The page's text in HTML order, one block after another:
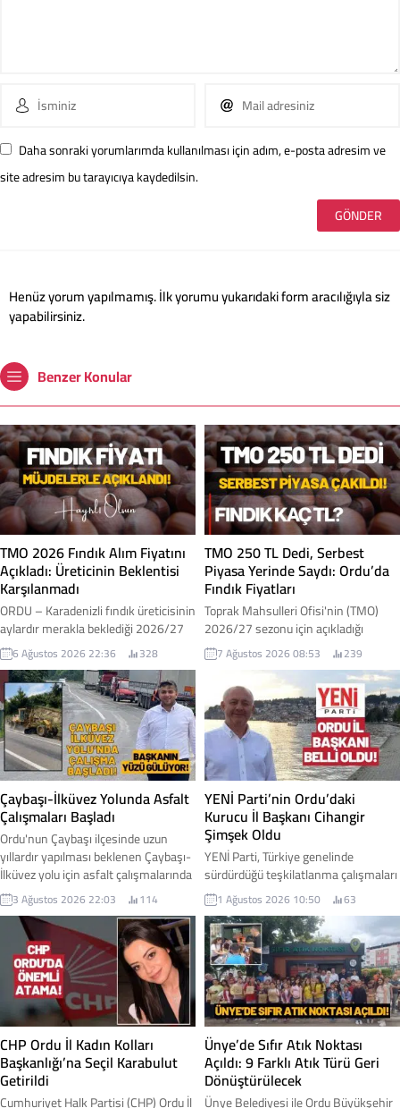
Daha sonraki yorumlarımda kullanılması için adım, e-posta adresim ve
site adresim bu tarayıcıya kaydedilsin.
Henüz yorum yapılmamış. İlk yorumu yukarıdaki form aracılığıyla siz
yapabilirsiniz.
Benzer Konular
TMO 2026 Fındık Alım Fiyatını
Açıkladı: Üreticinin Beklentisi
Karşılanmadı
ORDU – Karadenizli fındık üreticisinin
aylardır merakla beklediği 2026/27
sezonu kabuklu fındık alım fiyatları
Toprak Mahsulleri Ofisi (TMO)
tarafından açıklandı. Açıklanan
fiyatlar, iktidar milletvekilleri
tarafından "müjde" olarak
duyurulurken, üretici cephesinde ise
beklentilerin altında kaldığı yönünde
değerlendirmeler yapıldı. İşte fındık
fiyatı...
6 Ağustos 2026 22:36 328
TMO 250 TL Dedi, Serbest
Piyasa Yerinde Saydı: Ordu’da
Fındık Fiyatları
Toprak Mahsulleri Ofisi'nin (TMO)
2026/27 sezonu için açıkladığı
kabuklu fındık alım fiyatlarının
ardından Ordu genelinde serbest
piyasada beklenen hareketlilik
yaşanmadı. Açıklanan fiyatlara
rağmen piyasada işlem gören fındık
fiyatları düşük seviyelerde kalmayı
sürdürdü. İşte Ordu genelindeki
serbest piyasa fındık fiyatı...
7 Ağustos 2026 08:53 239
Çaybaşı-İlküvez Yolunda Asfalt
Çalışmaları Başladı
Ordu'nun Çaybaşı ilçesinde uzun
yıllardır yapılması beklenen Çaybaşı-
İlküvez yolu için asfalt çalışmalarında
ilk adım atıldı. Yüklenici firmanın iş
makineleriyle sahaya inmesiyle
birlikte yol yapım çalışmalarına
resmen başlandı. Çaybaşı Belediye
Başkanı Mesut Karayiğit, çalışmalara
ilişkin gelişmeyi sosyal medya
hesabından yaptığı paylaşımla
duyurdu. Karayiğit, Çaybaşı-İlküvez
hattında başlayan çalışmaların
sadece bir yol projesi...
3 Ağustos 2026 22:03 114
YENİ Parti’nin Ordu’daki
Kurucu İl Başkanı Cihangir
Şimşek Oldu
YENİ Parti, Türkiye genelinde
sürdürdüğü teşkilatlanma çalışmaları
kapsamında Ordu'daki yapılanmasını
başlattı. Parti Genel Merkezi
tarafından alınan kararla, Ordu İl
Teşkilatı'nın kuruluş sürecini
yürütmek üzere Cihangir Şimşek
kurucu il başkanı olarak
görevlendirildi. İşte detaylar...
1 Ağustos 2026 10:50 63
CHP Ordu İl Kadın Kolları
Başkanlığı’na Seçil Karabulut
Getirildi
Cumhuriyet Halk Partisi (CHP) Ordu İl
Ünye’de Sıfır Atık Noktası
Açıldı: 9 Farklı Atık Türü Geri
Dönüştürülecek
Ünye Belediyesi ile Ordu Büyükşehir